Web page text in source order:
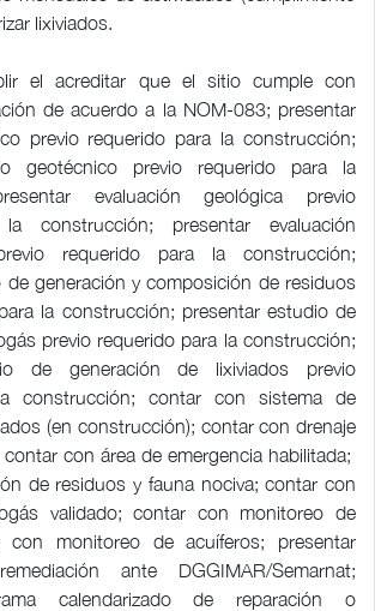
lixiviados.
el acreditar que el sitio cumple con
de acuerdo a la NOM-083; presentar
previo requerido para la construcción;
geotécnico previo requerido para la
evaluación geológica previo
construcción; presentar evaluación
requerido para la construcción;
de generación y composición de residuos
la construcción; presentar estudio de
previo requerido para la construcción;
de generación de lixiviados previo
construcción; contar con sistema de
(en construcción); contar con drenaje
con área de emergencia habilitada;
de residuos y fauna nociva; contar con
validado; contar con monitoreo de
con monitoreo de acuíferos; presentar
ante DGGIMAR/Semarnat;
calendarizado de reparación o